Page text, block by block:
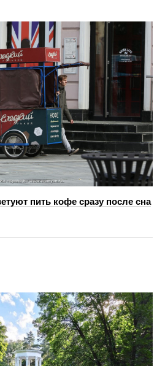
пить кофе сразу после сна